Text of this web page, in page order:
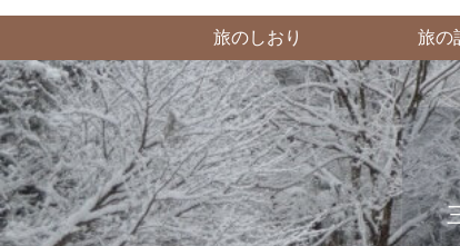
旅のしおり 旅の